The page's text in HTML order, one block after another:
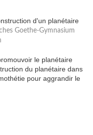
d'un planétaire
Goethe-Gymnasium
le planétaire
du planétaire dans
pour aggrandir le